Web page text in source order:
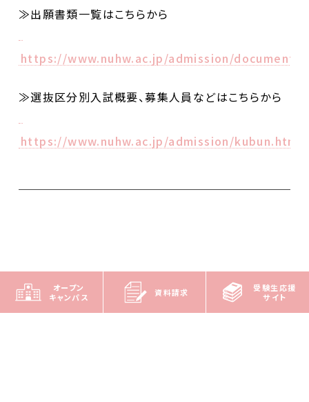
オープン
キャンパス
資料請求
受験生応援
サイト
≫出願書類一覧はこちらから
https://www.nuhw.ac.jp/admission/
≫選抜区分別入試概要、募集人員などはこちらから
https://www.nuhw.ac.jp/admission/kubun.html